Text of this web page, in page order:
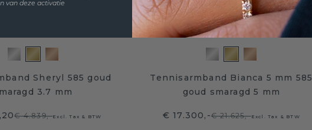
Sheryl 585 goud
3.7 mm
€ 4.839,-Excl. Tax & BTW
Tennisarmband Bianca 5 mm 585
goud smaragd 5 mm
€ 17.300,-€ 21.625,-Excl. Tax & BTW
van deze activatie